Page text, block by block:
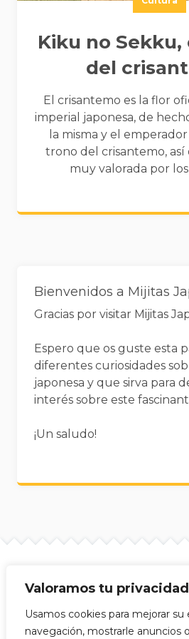
Valoramos tu privacidad
Usamos cookies para mejorar su
navegación, mostrarle anuncios
Kiku no
del
El crisantemo es la flor
imperial japonesa, de
la misma y el emperador
trono del crisantemo, así
muy valorada por los
Bienvenidos a Mijitas
Gracias por visitar Mijitas
Espero que os guste esta
diferentes curiosidades
japonesa y que sirva para
interés sobre este
¡Un saludo!